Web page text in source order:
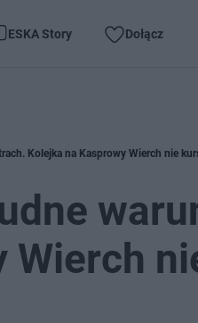
ESKA Story Dołącz
Kolejka na Kasprowy Wierch nie
Wierch